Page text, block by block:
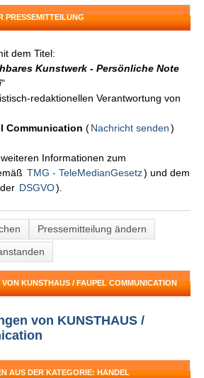
PRESSEMITTEILUNG
dem Titel:
Kunstwerk - Persönliche Note
"
redaktionellen Verantwortung von
Communication (Nachricht senden )
Informationen zum
TMG - TeleMedianGesetz) und dem
DSGVO).
Pressemitteilung ändern
KUNSTHAUS / FAUPEL COMMUNICATION
von KUNSTHAUS /
AUS DER KATEGORIE: HANDEL